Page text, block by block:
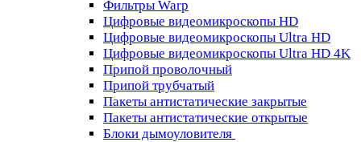
Фильтры Warp
Цифровые видеомикроскопы HD
Цифровые видеомикроскопы Ultra HD
Цифровые видеомикроскопы Ultra HD 4K
Припой проволочный
Припой трубчатый
Пакеты антистатические закрытые
Пакеты антистатические открытые
Блоки дымоуловителя